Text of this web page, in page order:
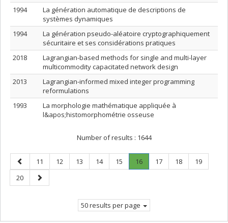
1994
La génération automatique de descriptions de
systèmes dynamiques
1994
La génération pseudo-aléatoire cryptographiquement
sécuritaire et ses considérations pratiques
2018
Lagrangian-based methods for single and multi-layer
multicommodity capacitated network design
2013
Lagrangian-informed mixed integer programming
reformulations
1993
La morphologie mathématique appliquée à
l&apos;histomorphométrie osseuse
Number of results : 1644
Previous
page
Page
11 Page
12 Page
13 Page
14 Page
15 Page
16.
Current
Page
17 Page
18 Page
19
Page
20
Next
page
50 results per page